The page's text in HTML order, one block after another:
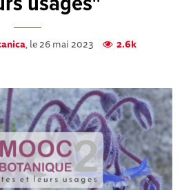
, le 26 mai 2023 2.6k